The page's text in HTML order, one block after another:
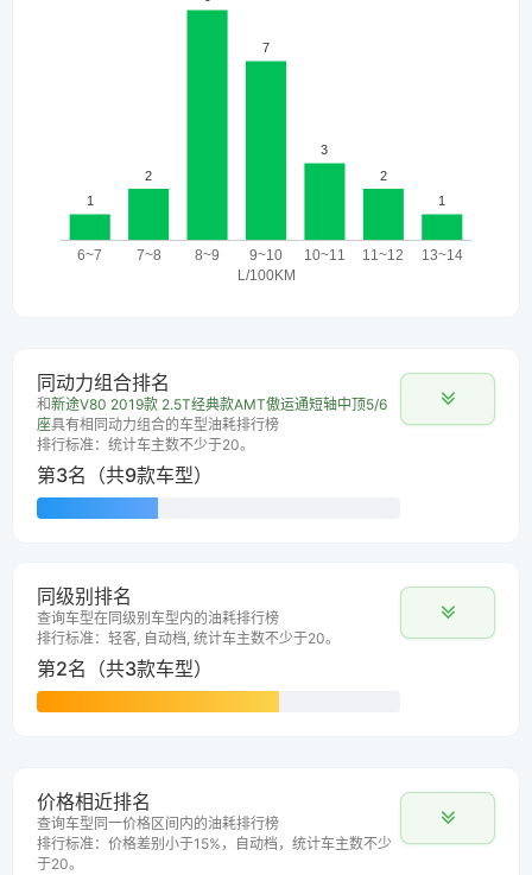
同动力组合排名
和新途V80 2019款 2.5T经典款AMT傲运通短轴中顶5/6
座具有相同动力组合的车型油耗排行榜
排行标准：统计车主数不少于20。
第3名（共9款车型）
同级别排名
查询车型在同级别车型内的油耗排行榜
排行标准：轻客, 自动档, 统计车主数不少于20。
第2名（共3款车型）
价格相近排名
查询车型同一价格区间内的油耗排行榜
排行标准：价格差别小于15%，自动档，统计车主数不少
于20。